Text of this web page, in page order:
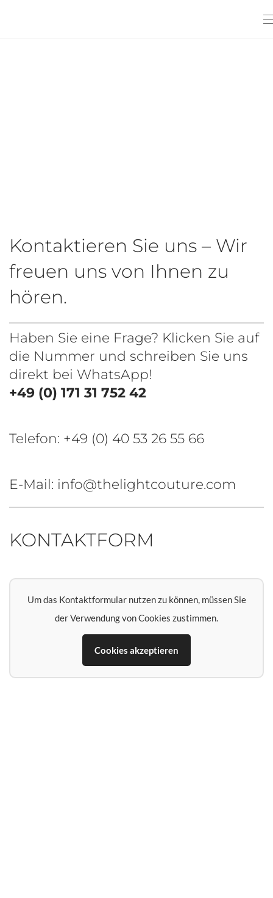
Kontaktieren Sie uns – Wir
freuen uns von Ihnen zu
hören.
Haben Sie eine Frage? Klicken Sie auf
die Nummer und schreiben Sie uns
direkt bei WhatsApp!
+49 (0) 171 31 752 42
Telefon: +49 (0) 40 53 26 55 66
E-Mail: info@thelightcouture.com
KONTAKTFORM
Um das Kontaktformular nutzen zu können, müssen Sie
der Verwendung von Cookies zustimmen.
Cookies akzeptieren